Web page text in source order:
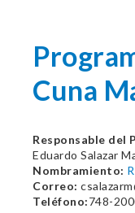
Cuna
Responsable del
Eduardo Salazar
Nombramiento:
Correo:
Teléfono:748-